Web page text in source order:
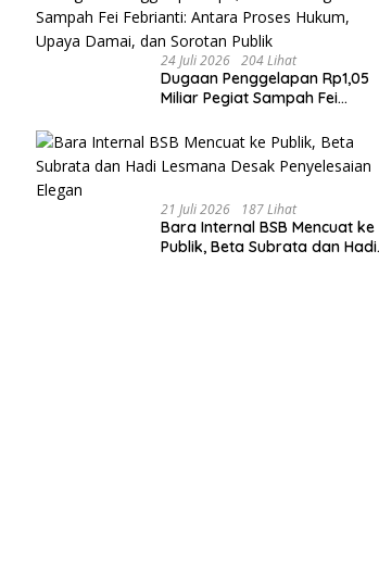
24 Juli 2026 204 Lihat
Dugaan Penggelapan Rp1,05
Miliar Pegiat Sampah Fei
Hukum, Upaya Damai, dan
Sorotan Publik
21 Juli 2026 187 Lihat
Bara Internal BSB Mencuat ke
Publik, Beta Subrata dan Hadi